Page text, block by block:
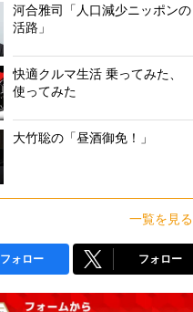
河合雅司「人口減少ニッポンの
活路」
快適クルマ生活 乗ってみた、
使ってみた
大竹聡の「昼酒御免！」
一覧を見る
フォロー フォロー